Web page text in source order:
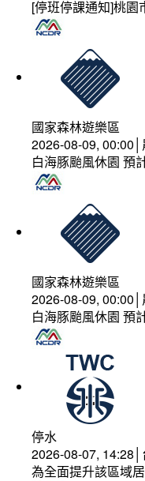
[停班停課通知]桃
國家森林遊樂區
2026-08-09,
白海豚颱風休園 預
國家森林遊樂區
2026-08-09,
白海豚颱風休園 預
停水
2026-08-07,
為全面提升該區域